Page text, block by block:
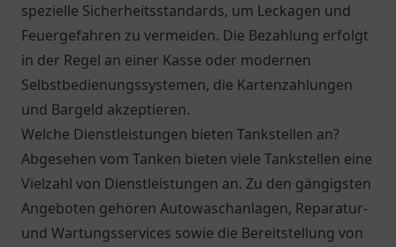
spezielle Sicherheitsstandards, um Leckagen und
Feuergefahren zu vermeiden. Die Bezahlung erfolgt
in der Regel an einer Kasse oder modernen
Selbstbedienungssystemen, die Kartenzahlungen
und Bargeld akzeptieren.
Welche Dienstleistungen bieten Tankstellen an?
Abgesehen vom Tanken bieten viele Tankstellen eine
Vielzahl von Dienstleistungen an. Zu den gängigsten
Angeboten gehören Autowaschanlagen, Reparatur-
und Wartungsservices sowie die Bereitstellung von